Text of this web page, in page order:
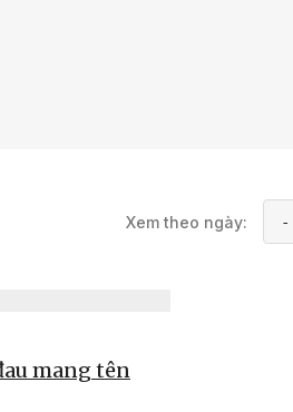
Xem theo ngày:
mang tên